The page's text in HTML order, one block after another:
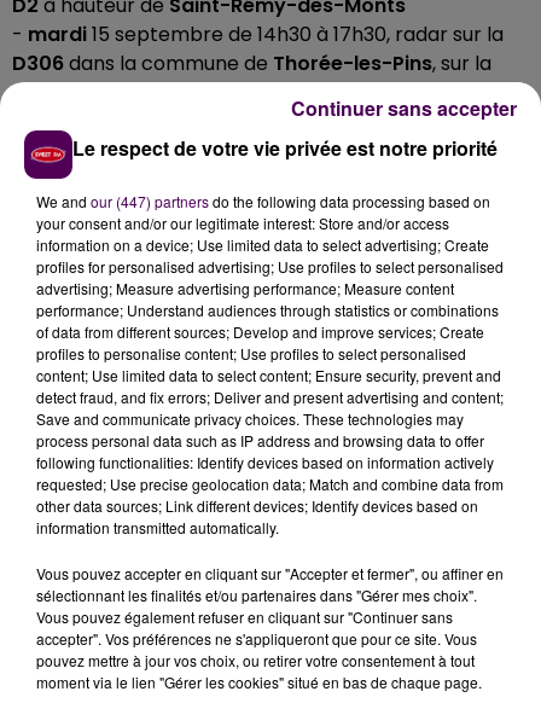
D2 à hauteur de Saint-Rémy-des-Monts
- mardi15 septembre de 14h30 à 17h30, radar sur la
D306dans la commune de Thorée-les-Pins, sur la
D13
16 septembre de 14h45 à 16h45, radar sur
laD310àSillé-le-Guillaume, puis sur laD304àConlie
"En vous signalant ces contrôles, notre seul objectif
est de vous associer à la lutte contre l’insécurité
routière pour laquelle le gendarme peut beaucoup
mais ne peut pas tout"fait savoir le groupement
départemental, avant de souligner que
"naturellement, d'autres contrôles seront réalisés
concomitamment et tout au long de la semaine sur
les routes sans pour autant être annoncés".
À LA UNE
Le respect de votre vie privée est notre priorité
We and our (447) partnersdo the following data processing based on
your consent and/or our legitimate interest: Store and/or access
information on a device; Use limited data to select advertising; Create
profiles for personalised advertising; Use profiles to select personalised
advertising; Measure advertising performance; Measure content
performance; Understand audiences through statistics or combinations
of data from different sources; Develop and improve services; Create
profiles to personalise content; Use profiles to select personalised
content; Use limited data to select content; Ensure security, prevent and
detect fraud, and fix errors; Deliver and present advertising and content;
Save and communicate privacy choices. These technologies may
process personal data such as IP address and browsing data to offer
following functionalities: Identify devices based on information actively
requested; Use precise geolocation data; Match and combine data from
other data sources; Link different devices; Identify devices based on
information transmitted automatically.
Vous pouvez accepter en cliquant sur "Accepter et fermer", ou affiner en
sélectionnant les finalités et/ou partenaires dans "Gérer mes choix".
Vous pouvez également refuser en cliquant sur "Continuer sans
accepter". Vos préférences ne s'appliqueront que pour ce site. Vous
pouvez mettre à jour vos choix, ou retirer votre consentement à tout
moment via le lien "Gérer les cookies" situé en bas de chaque page.
Continuer sans accepter